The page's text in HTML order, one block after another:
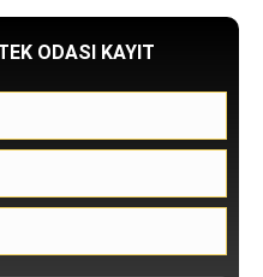
ODASI KAYIT